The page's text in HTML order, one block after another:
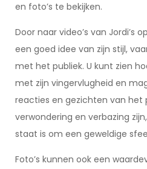
en foto’s te bekijken.
Door naar video’s van Jordi’s
een goed idee van zijn stijl,
met het publiek. U kunt zien
met zijn vingervlugheid en
reacties en gezichten van het
verwondering en verbazing
staat is om een geweldige
Foto’s kunnen ook een